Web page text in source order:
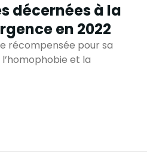
décernées à la
en 2022
récompensée pour sa
et la